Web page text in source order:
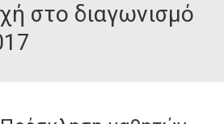
στο διαγωνισμό